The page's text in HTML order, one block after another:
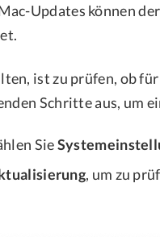
Updates können
ist zu prüfen, ob
Schritte aus, um
Sie
, um zu